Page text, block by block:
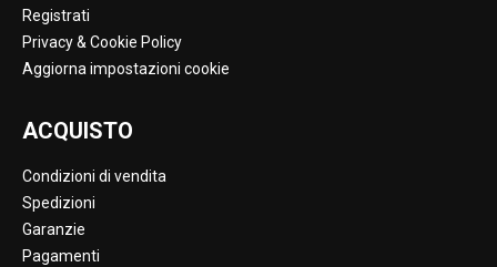
Registrati
Privacy & Cookie Policy
Aggiorna impostazioni cookie
ACQUISTO
Condizioni di vendita
Spedizioni
Garanzie
Pagamenti